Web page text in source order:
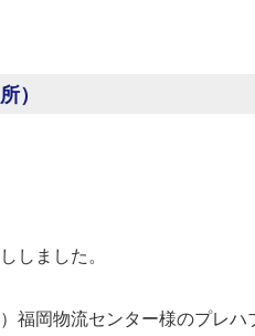
）
しました。
福岡物流センター様のプレハ